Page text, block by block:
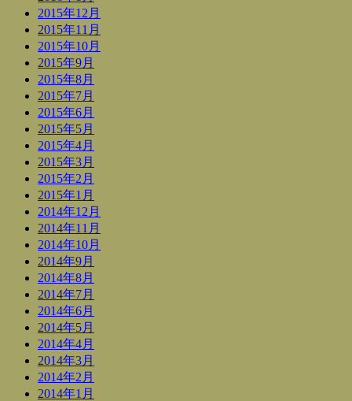
2015年12月
2015年11月
2015年10月
2015年9月
2015年8月
2015年7月
2015年6月
2015年5月
2015年4月
2015年3月
2015年2月
2015年1月
2014年12月
2014年11月
2014年10月
2014年9月
2014年8月
2014年7月
2014年6月
2014年5月
2014年4月
2014年3月
2014年2月
2014年1月